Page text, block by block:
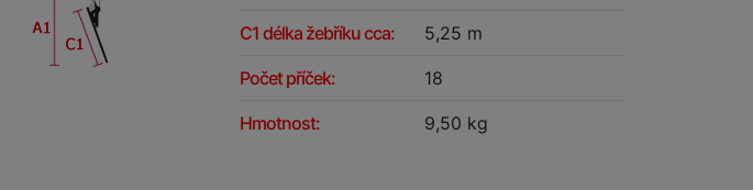
C1 délka žebříku cca: 5,25 m
Počet příček: 18
Hmotnost: 9,50 kg